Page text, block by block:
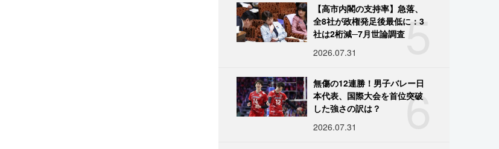
5
【高市内閣の支持率】急落、
全8社が政権発足後最低に：3
社は2桁減─7月世論調査
2026.07.31
6
無傷の12連勝！男子バレー日
本代表、国際大会を首位突破
した強さの訳は？
2026.07.31